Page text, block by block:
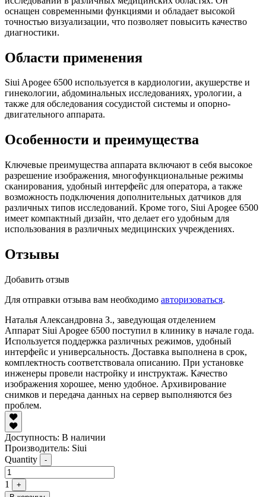
оснащен современными функциями и обладает высокой
точностью визуализации, что позволяет повысить качество
диагностики.
Области применения
Siui Apogee 6500 используется в кардиологии, акушерстве и
гинекологии, абдоминальных исследованиях, урологии, а
также для обследования сосудистой системы и опорно-
двигательного аппарата.
Особенности и преимущества
Ключевые преимущества аппарата включают в себя высокое
разрешение изображения, многофункциональные режимы
сканирования, удобный интерфейс для оператора, а также
возможность подключения дополнительных датчиков для
различных типов исследований. Кроме того, Siui Apogee 6500
имеет компактный дизайн, что делает его удобным для
использования в различных медицинских учреждениях.
Отзывы
Добавить отзыв
Для отправки отзыва вам необходимо авторизоваться.
Наталья Александровна З., заведующая отделением
Аппарат Siui Apogee 6500 поступил в клинику в начале года.
Используется поддержка различных режимов, удобный
интерфейс и универсальность. Доставка выполнена в срок,
комплектность соответствовала описанию. При установке
инженеры провели настройку и инструктаж. Качество
изображения хорошее, меню удобное. Архивирование
снимков и передача данных на сервер выполняются без
проблем.
Доступность: В наличии
Производитель: Siui
Quantity
-
1
+